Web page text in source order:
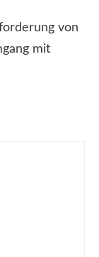
von
mit